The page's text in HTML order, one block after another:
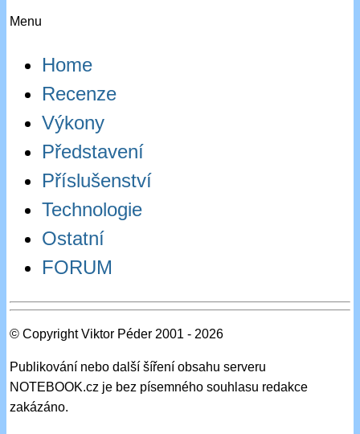
Menu
Home
Recenze
Výkony
Představení
Příslušenství
Technologie
Ostatní
FORUM
© Copyright Viktor Péder 2001 - 2026
Publikování nebo další šíření obsahu serveru
NOTEBOOK.cz je bez písemného souhlasu redakce
zakázáno.